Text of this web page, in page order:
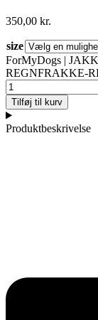
350,00 kr.
size
ForMyDogs |
REGNFRAKKE-
Tilføj til kurv
Produktbeskrivelse